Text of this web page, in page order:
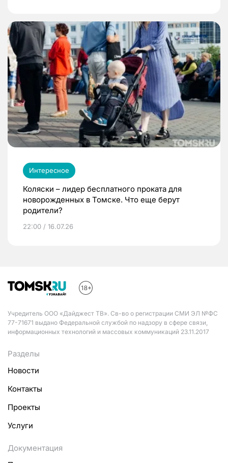
Интересное
Коляски – лидер бесплатного проката для
новорожденных в Томске. Что еще берут
родители?
22:00 / 16.07.26
Учредитель ООО «Дайджест ТВ». Св-во о регистрации СМИ ЭЛ №ФС
77-71671 выдано Федеральной службой по надзору в сфере связи,
информационных технологий и массовых коммуникаций 23.11.2017
Разделы
Новости
Контакты
Проекты
Услуги
Документация